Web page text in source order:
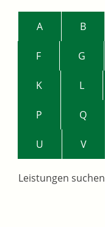
A B
F G
K L
P Q
U V
Leistungen suchen